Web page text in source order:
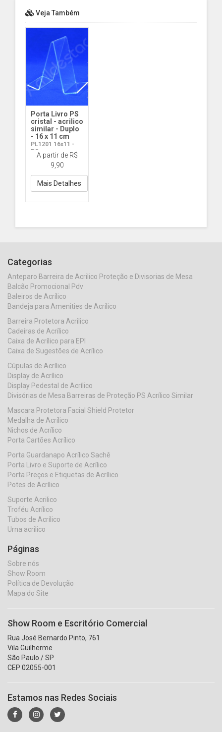
Veja Também
Porta Livro PS
cristal - acrilico
similar - Duplo
- 16 x 11 cm
PL1201 16x11 -
PSA partir de R$
9,90
Mais Detalhes
Categorias
Anteparo Barreira de Acrilico Proteção e Divisorias de Mesa
Balcão Promocional Pdv
Baleiros de Acrílico
Bandeja para Amenities de Acrílico
Barreira Protetora Acrilico
Cadeiras de Acrílico
Caixa de Acrílico para EPI
Caixa de Sugestões de Acrílico
Cúpulas de Acrílico
Display de Acrílico
Display Pedestal de Acrílico
Divisórias de Mesa Barreiras de Proteção PS Acrílico Similar
Mascara Protetora Facial Shield Protetor
Medalha de Acrílico
Nichos de Acrílico
Porta Cartões Acrílico
Porta Guardanapo Acrílico Sachê
Porta Livro e Suporte de Acrílico
Porta Preços e Etiquetas de Acrílico
Potes de Acrílico
Suporte Acrilico
Troféu Acrílico
Tubos de Acrílico
Urna acrilico
Páginas
Sobre nós
Show Room
Política de Devolução
Mapa do Site
Show Room e Escritório Comercial
Rua José Bernardo Pinto, 761
Vila Guilherme
São Paulo / SP
CEP 02055-001
Estamos nas Redes Sociais